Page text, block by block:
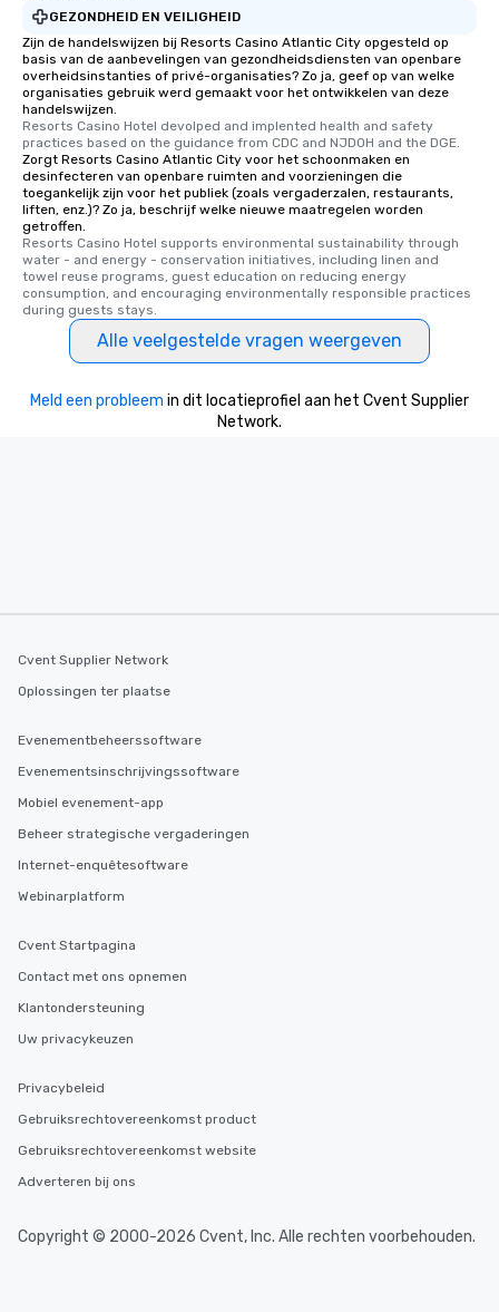
GEZONDHEID EN VEILIGHEID
Zijn de handelswijzen bij Resorts Casino Atlantic City opgesteld op
basis van de aanbevelingen van gezondheidsdiensten van openbare
overheidsinstanties of privé-organisaties? Zo ja, geef op van welke
organisaties gebruik werd gemaakt voor het ontwikkelen van deze
handelswijzen.
Resorts Casino Hotel devolped and implented health and safety
practices based on the guidance from CDC and NJDOH and the DGE.
Zorgt Resorts Casino Atlantic City voor het schoonmaken en
desinfecteren van openbare ruimten and voorzieningen die
toegankelijk zijn voor het publiek (zoals vergaderzalen, restaurants,
liften, enz.)? Zo ja, beschrijf welke nieuwe maatregelen worden
getroffen.
Resorts Casino Hotel supports environmental sustainability through
water - and energy - conservation initiatives, including linen and
towel reuse programs, guest education on reducing energy
consumption, and encouraging environmentally responsible practices
during guests stays.
Alle veelgestelde vragen weergeven
Meld een probleem in dit locatieprofiel aan het Cvent Supplier
Network.
Cvent Supplier Network
Oplossingen ter plaatse
Evenementbeheerssoftware
Evenementsinschrijvingssoftware
Mobiel evenement-app
Beheer strategische vergaderingen
Internet-enquêtesoftware
Webinarplatform
Cvent Startpagina
Contact met ons opnemen
Klantondersteuning
Uw privacykeuzen
Privacybeleid
Gebruiksrechtovereenkomst product
Gebruiksrechtovereenkomst website
Adverteren bij ons
Copyright © 2000-2026 Cvent, Inc. Alle rechten voorbehouden.